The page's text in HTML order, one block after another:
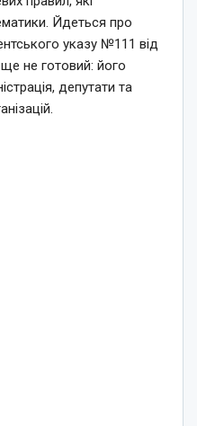
Йдеться про
указу №111 від
не готовий: його
депутати та